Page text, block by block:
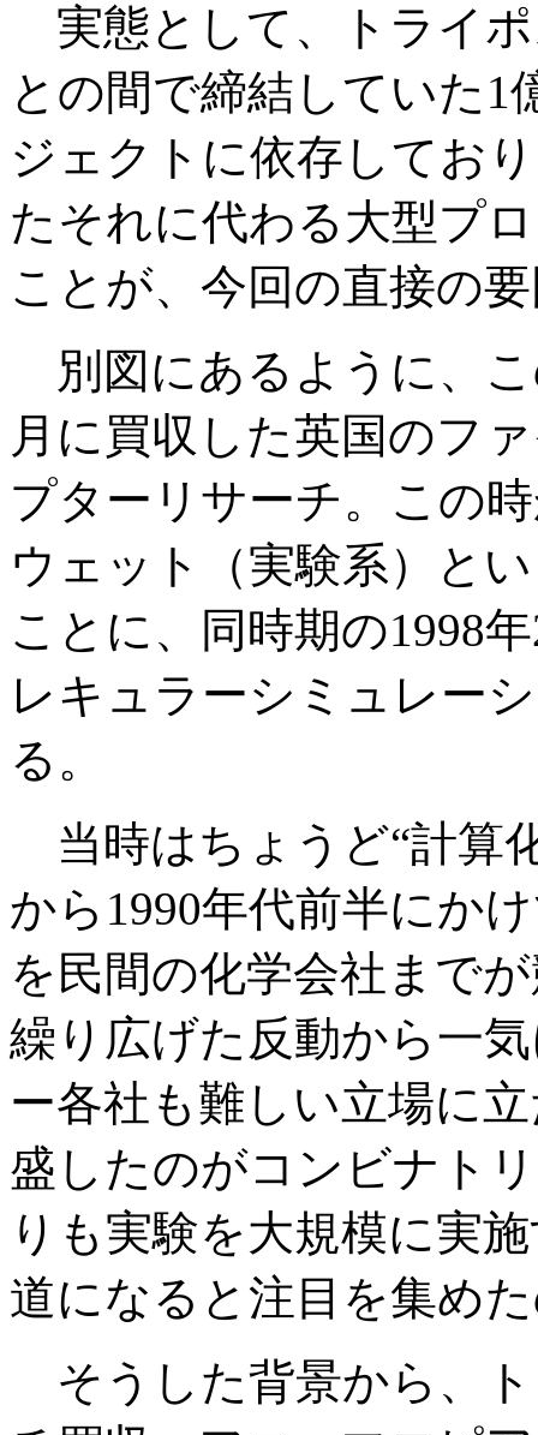
実態として、トライ
との間で締結していた1
ジェクトに依存してお
たそれに代わる大型プ
ことが、今回の直接の
別図にあるように、こ
月に買収した英国のフ
プターリサーチ。この
ウェット（実験系）と
ことに、同時期の1998
レキュラーシミュレー
る。
当時はちょうど“計算
から1990年代前半にか
を民間の化学会社まで
繰り広げた反動から一
ー各社も難しい立場に
盛したのがコンビナト
りも実験を大規模に実
道になると注目を集め
そうした背景から、